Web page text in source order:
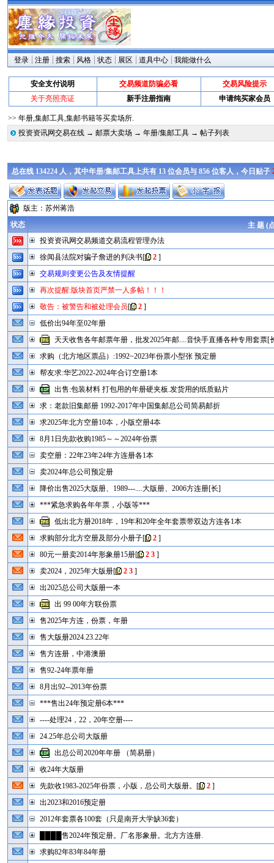
登录 注册 搜索 风格 状态 展区 道具中心 我能做什么
安全支付说明 交易频道防骗必看
交易风险提示
关于亮照亮证
新手注册指南 申请纯买家会员
>> 年册,集邮工具,集邮书籍等买卖场所.
投资资讯网交易在线 →邮票大卖场 →年册/集邮工具 → 帖子列表
总在线 134224 人，其中年册/集邮工具上共有 13 位会员与 856 位客人，今日贴子
版主：苏州蒋浩
状态
主 题 (
投资资讯网交易频道交易流程管理办法
徐闻县法院对骗子詹进的判决书[ 2 ]
交易规则变更公告及友情提醒
再次提醒:版块首页严禁一人多帖！！！
敬告：被警告和被处理会员[ 2 ]
低价出94年至02年册
天天收售各年邮票年册，批发2025年邮....音快手直播各种专用套票[
求购（北方地区票品）:1992~2023年份票小型张 预定册
帮友求:华艺2022-2024年合订空册1本
出售:包装材料 打包用的年册硬夹板.发货用的纸质贴片
求：老款旧集邮册 1992-2017年中国集邮总公司简易邮折
求2025年北方空册10夲，小版空册4夲
8月1日先款收购1985～～2024年份票
卖空册：22年23年24年方连册各1本
卖2024年总公司预定册
降价出售2025大版册、1989---....大版册、2006方连册[长]
***紧急求购各年年票，小版等***
低出北方册2018年，19年和20年全年套票带双边方连各1本
求购部分北方空册及部分小册子[ 2 ]
80元一册卖2014年形象册15册[ 2 3 ]
卖2024，2025年大版册[ 2 3 ]
出2025总公司大版册一本
出 99 00年方联份票
售2025年方连，份票，年册
售大版册2024.23.22年
售方连册，中港澳册
售92-24年票年册
8月出92--2013年份票
***售出24年预定册6本***
----处理24，22，20年空册----
24.25年总公司大版册
出总公司2020年年册 （简易册）
收24年大版册
先款收1983-2025年份票，小版，总公司大版册。 [ 2 ]
出2023和2016预定册
2012年套票各100套（只是南开大学缺36套）
████售2024年预定册。厂名形象册。北方方连册.
求购82年83年84年册